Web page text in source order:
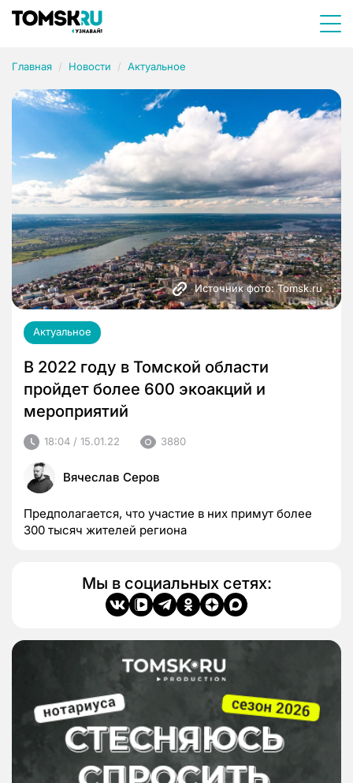
Главная Новости Актуальное
Источник фото: Tomsk.ru
Актуальное
В 2022 году в Томской области
пройдет более 600 экоакций и
мероприятий
18:04 / 15.01.22 3880
Вячеслав Серов
Предполагается, что участие в них примут более
300 тысяч жителей региона
Мы в социальных сетях: